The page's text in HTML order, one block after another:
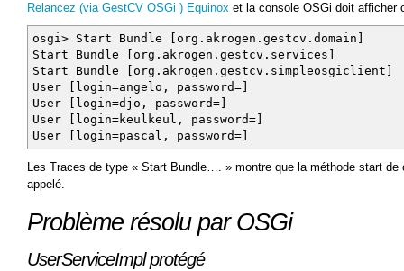
Relancez (via GestCV OSGi ) Equinox et la console OSGi doit afficher
osgi> Start Bundle [org.akrogen.gestcv.domain]
Start Bundle [org.akrogen.gestcv.services]
Start Bundle [org.akrogen.gestcv.simpleosgiclient]
User [login=angelo, password=]
User [login=djo, password=]
User [login=keulkeul, password=]
User [login=pascal, password=]
Les Traces de type « Start Bundle…. » montre que la méthode start de
appelé.
Problème résolu par OSGi
UserServiceImpl protégé